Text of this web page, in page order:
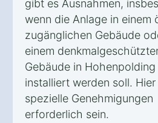
gibt es Ausnahmen,
wenn die Anlage in einem
zugänglichen Gebäude
einem
Gebäude in
installiert werden soll. Hier
spezielle Genehmigungen
erforderlich sein.